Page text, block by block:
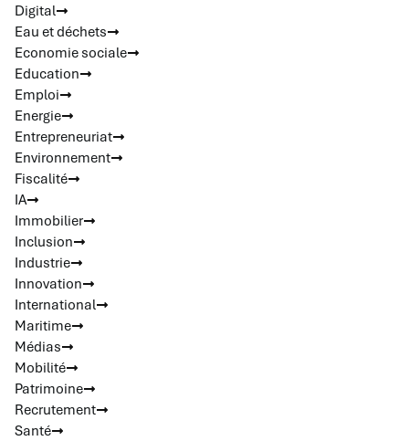
Digital
Eau et déchets
Economie sociale
Education
Emploi
Energie
Entrepreneuriat
Environnement
Fiscalité
IA
Immobilier
Inclusion
Industrie
Innovation
International
Maritime
Médias
Mobilité
Patrimoine
Recrutement
Santé